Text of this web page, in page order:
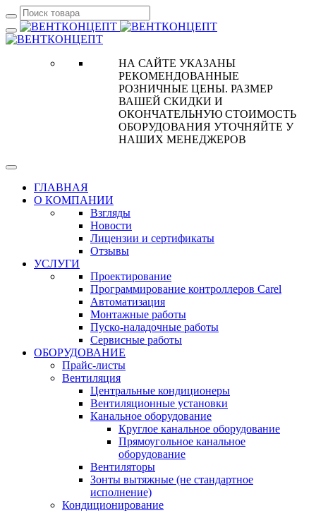
НА САЙТЕ УКАЗАНЫ
РЕКОМЕНДОВАННЫЕ
РОЗНИЧНЫЕ ЦЕНЫ. РАЗМЕР
ВАШЕЙ СКИДКИ И
ОКОНЧАТЕЛЬНУЮ СТОИМОСТЬ
ОБОРУДОВАНИЯ УТОЧНЯЙТЕ У
НАШИХ МЕНЕДЖЕРОВ
ГЛАВНАЯ
О КОМПАНИИ
Взгляды
Новости
Лицензии и сертификаты
Отзывы
УСЛУГИ
Проектирование
Программирование контроллеров Carel
Автоматизация
Монтажные работы
Пуско-наладочные работы
Сервисные работы
ОБОРУДОВАНИЕ
Прайс-листы
Вентиляция
Центральные кондиционеры
Вентиляционные установки
Канальное оборудование
Круглое канальное оборудование
Прямоугольное канальное
оборудование
Вентиляторы
Зонты вытяжные (не стандартное
исполнение)
Кондиционирование